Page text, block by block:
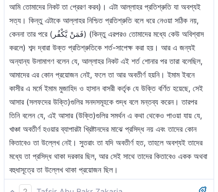
আমি তোমাদের নিকট তা প্রেরণ করব)। এটা আল্লাহর প্রতিশ্রুতি যা অবশ্যই
সত্য। কিন্তু এটাকে আল্লাহর নিশ্চিত প্রতিশ্রুতি বলে ধরে নেওয়া সঠিক নয়,
কেননা তার পরে (فَمَنْ يَّكْفُر) (কিন্তু এরপরও তোমাদের মধ্যে কেউ অবিশ্বাস
করলে) শব্দ দ্বারা উক্ত প্রতিশ্রুতিকে শর্ত-সাপেক্ষ করা হয়। আর এ জন্যই
অন্যান্য উলামাগণ বলেন যে, আল্লাহর নিকট এই শর্ত শোনার পর তারা বলেছিল,
আমাদের এর কোন প্রয়োজন নেই, ফলে তা আর অবতীর্ণ হয়নি। ইমাম ইবনে
কাসীর এ মর্মে ইমাম মুজাহিদ ও হাসান বাসরী কর্তৃক যে উক্তি বর্ণিত হয়েছে, সেই
আসার (সলফদের উক্তি)গুলির সনদসমূহকে শুদ্ধ বলে মন্তব্য করেন। তারপর
তিনি বলেন যে, এই আসার (উক্তি)গুলির সমর্থন এ কথা থেকেও পাওয়া যায় যে,
খাঞ্চা অবতীর্ণ হওয়ার ব্যাপারটা খ্রিষ্টানদের মাঝে প্রসিদ্ধ নয় এবং তাদের কোন
কিতাবেও তা উল্লেখ নেই। সুতরাং তা যদি অবতীর্ণ হত, তাহলে অবশ্যই তাদের
মধ্যে তা প্রসিদ্ধ থাকা দরকার ছিল, আর সেই সাথে তাদের কিতাবেও একক অথবা
বহুধাসূত্রে তা উল্লেখ থাকা প্রয়োজন ছিল।